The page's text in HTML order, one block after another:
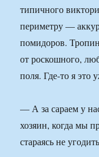
типичного
периметру —
помидоров.
от роскошного,
поля. Где-то я
— А за сараем у
хозяин, когда мы
стараясь не